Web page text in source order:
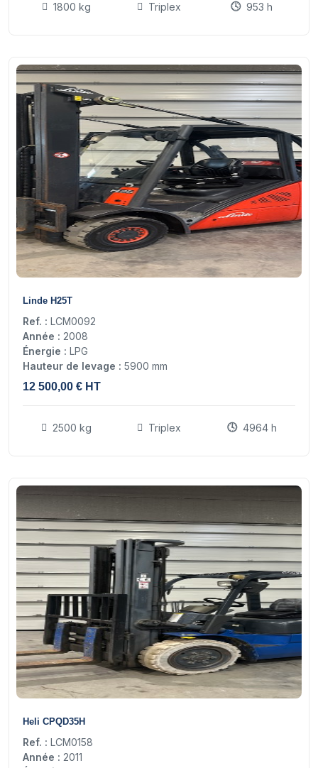
1800 kg Triplex 953 h
Linde H25T
Ref. : LCM0092
Année : 2008
Énergie : LPG
Hauteur de levage : 5900 mm
12 500,00 € HT
2500 kg Triplex 4964 h
Heli CPQD35H
Ref. : LCM0158
Année : 2011